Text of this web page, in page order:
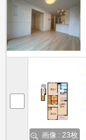
画像 : 23枚